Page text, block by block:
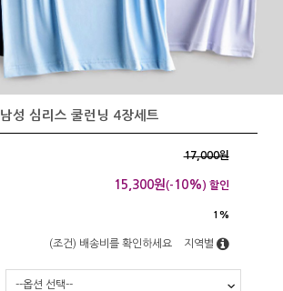
남성 심리스 쿨런닝 4장세트
17,000원
15,300원(- 10%) 할인
1%
(조건) 배송비를 확인하세요 지역별